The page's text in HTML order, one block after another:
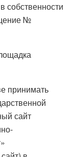
собственности
№
принимать
сайт